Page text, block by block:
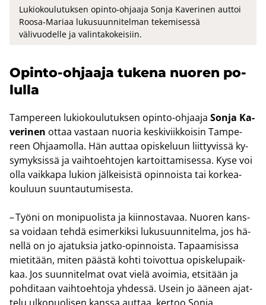
Lukiokoulutuksen opinto-ohjaaja Sonja Kaverinen auttoi
Roosa-Mariaa lukusuunnitelman tekemisessä
välivuodelle ja valintakokeisiin.
Opinto-​ohjaaja tu­ke­na nuo­ren po­
lul­la
Tam­pe­reen lu­kio­kou­lu­tuk­sen opinto-​ohjaaja Sonja Ka­
ve­ri­nen ottaa vas­taan nuo­ria kes­ki­viik­koi­sin Tam­pe­
reen Oh­jaa­mol­la. Hän aut­taa opis­ke­luun liit­ty­vis­sä ky­
sy­myk­sis­sä ja vaih­toeh­to­jen kar­toit­ta­mi­ses­sa. Kyse voi
olla vaik­ka­pa lu­kion jäl­kei­sis­tä opin­nois­ta tai kor­kea­
kou­luun suun­tau­tu­mi­ses­ta.
– Työni on mo­ni­puo­lis­ta ja kiin­nos­ta­vaa. Nuo­ren kans­
sa voi­daan tehdä esi­mer­kik­si lu­kusuun­ni­tel­ma, jos hä­
nel­lä on jo aja­tuk­sia jatko-​opinnoista. Ta­paa­mi­sis­sa
mie­ti­tään, miten pääs­tä kohti toi­vot­tua opis­ke­lu­paik­
kaa. Jos suun­ni­tel­mat ovat vielä avoi­mia, et­si­tään ja
poh­di­taan vaih­toeh­to­ja yh­des­sä. Usein jo ää­neen ajat­
te­lu ul­ko­puo­li­sen kans­sa aut­taa, ker­too Sonja.